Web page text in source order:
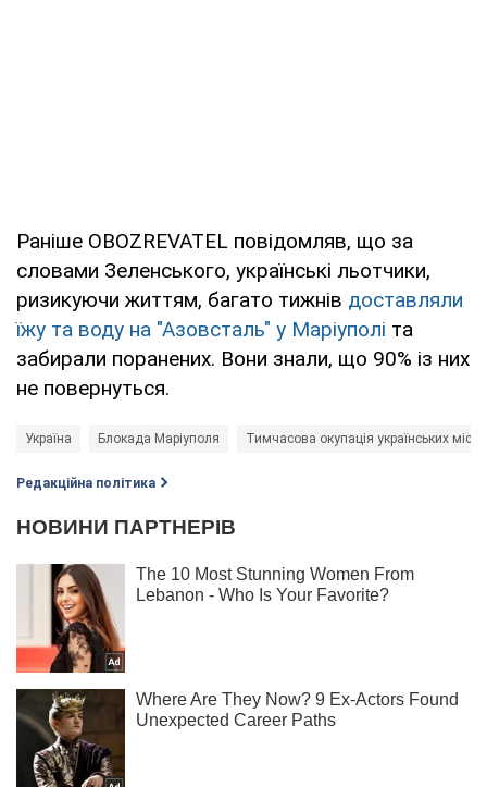
Раніше OBOZREVATEL повідомляв, що за
словами Зеленського, українські льотчики,
ризикуючи життям, багато тижнів доставляли
їжу та воду на "Азовсталь" у Маріуполі та
забирали поранених. Вони знали, що 90% із них
не повернуться.
Україна Блокада Маріуполя Тимчасова окупація українських міст
Редакційна політика